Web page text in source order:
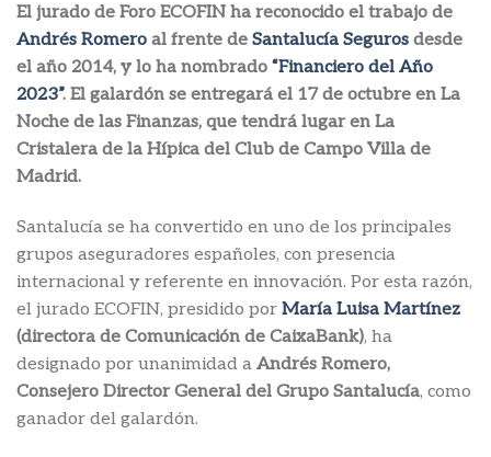
El jurado de Foro ECOFIN ha reconocido el trabajo de
Andrés Romero al frente de Santalucía Seguros desde
el año 2014, y lo ha nombrado “Financiero del Año
2023”. El galardón se entregará el 17 de octubre en La
Noche de las Finanzas, que tendrá lugar en La
Cristalera de la Hípica del Club de Campo Villa de
Madrid.
Santalucía se ha convertido en uno de los principales
grupos aseguradores españoles, con presencia
internacional y referente en innovación. Por esta razón,
el jurado ECOFIN, presidido por María Luisa Martínez
(directora de Comunicación de CaixaBank), ha
designado por unanimidad a Andrés Romero,
Consejero Director General del Grupo Santalucía, como
ganador del galardón.